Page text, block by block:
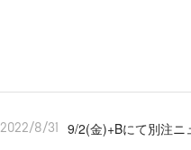
2022/8/31 9/2(金)+Bにて別注ニ